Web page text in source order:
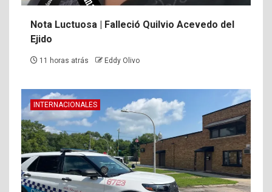
Nota Luctuosa | Falleció Quilvio Acevedo del
Ejido
11 horas atrás Eddy Olivo
INTERNACIONALES